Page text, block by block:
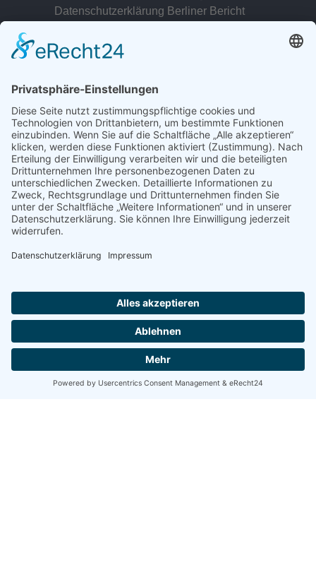
Datenschutzerklärung Berliner Bericht
© 2022 - 2026 Dr. Christina Baum. Alle Rechte vorbehalten.